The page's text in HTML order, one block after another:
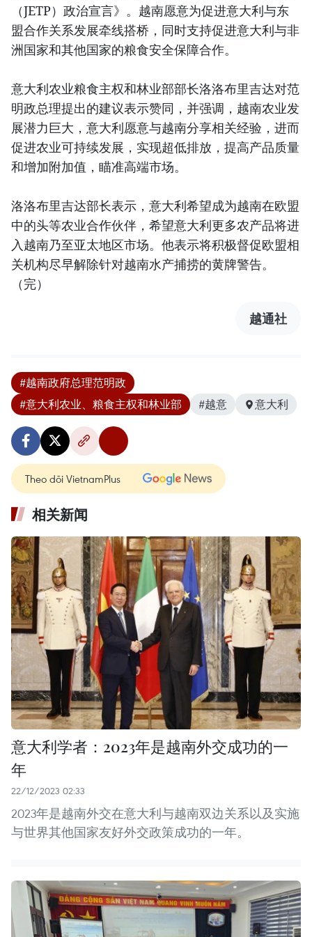
（JETP）政治宣言》。越南愿意为促进意大利与东
盟合作关系发展牵线搭桥，同时支持促进意大利与非
洲国家和其他国家的粮食安全保障合作。
意大利农业粮食主权和林业部部长洛洛布里吉达对范
明政总理提出的建议表示赞同，并强调，越南农业发
展潜力巨大，意大利愿意与越南分享相关经验，进而
促进农业可持续发展，实现超低排放，提高产品质量
和增加附加值，瞄准高端市场。
洛洛布里吉达部长表示，意大利希望成为越南在欧盟
中的头等农业合作伙伴，希望意大利更多农产品将进
入越南乃至亚太地区市场。他表示将积极督促欧盟相
关机构尽早解除针对越南水产捕捞的黄牌警告。
（完）
越通社
#越南政府总理范明政
#意大利农业、粮食主权和林业部
#越意 意大利
Theo dõi VietnamPlus
相关新闻
意大利学者：2023年是越南外交成功的一
年
22/12/2023 02:33
2023年是越南外交在意大利与越南双边关系以及实施
与世界其他国家友好外交政策成功的一年。